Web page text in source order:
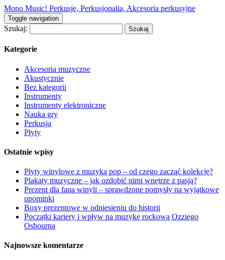
Mono Music! Perkusje, Perkusjonalia, Akcesoria perkusyjne
Toggle navigation
Szukaj:
Kategorie
Akcesoria muzyczne
Akustycznie
Bez kategorii
Instrumenty
Instrumenty elektroniczne
Nauka gry
Perkusja
Płyty
Ostatnie wpisy
Płyty winylowe z muzyką pop – od czego zacząć kolekcję?
Plakaty muzyczne – jak ozdobić nimi wnętrze z pasją?
Prezent dla fana winyli – sprawdzone pomysły na wyjątkowe
upominki
Boxy prezentowe w odniesieniu do historii
Początki kariery i wpływ na muzykę rockową Ozziego
Osbourna
Najnowsze komentarze